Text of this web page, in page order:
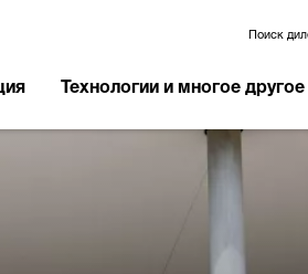
Поиск
Технологии и многое другое